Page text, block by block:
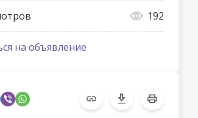
192
на объявление